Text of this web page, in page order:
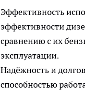
Эффективность
эффективности
сравнению с их
эксплуатации.
Надёжность и
способностью